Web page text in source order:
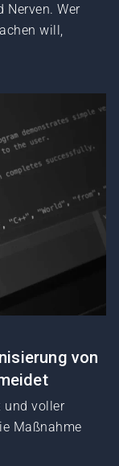
Nerven. Wer
will,
von
und voller
Maßnahme